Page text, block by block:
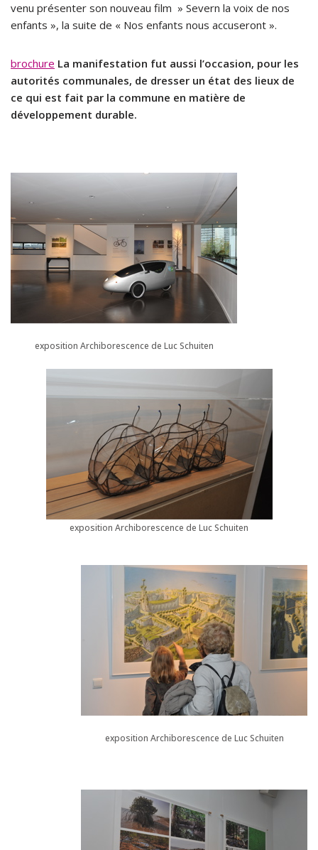
venu présenter son nouveau film » Severn la voix de nos
enfants », la suite de « Nos enfants nous accuseront ».
brochure La manifestation fut aussi l’occasion, pour les
autorités communales, de dresser un état des lieux de
ce qui est fait par la commune en matière de
développement durable.
exposition Archiborescence de Luc Schuiten
exposition Archiborescence de Luc Schuiten
exposition Archiborescence de Luc Schuiten